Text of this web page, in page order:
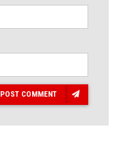
POST COMMENT